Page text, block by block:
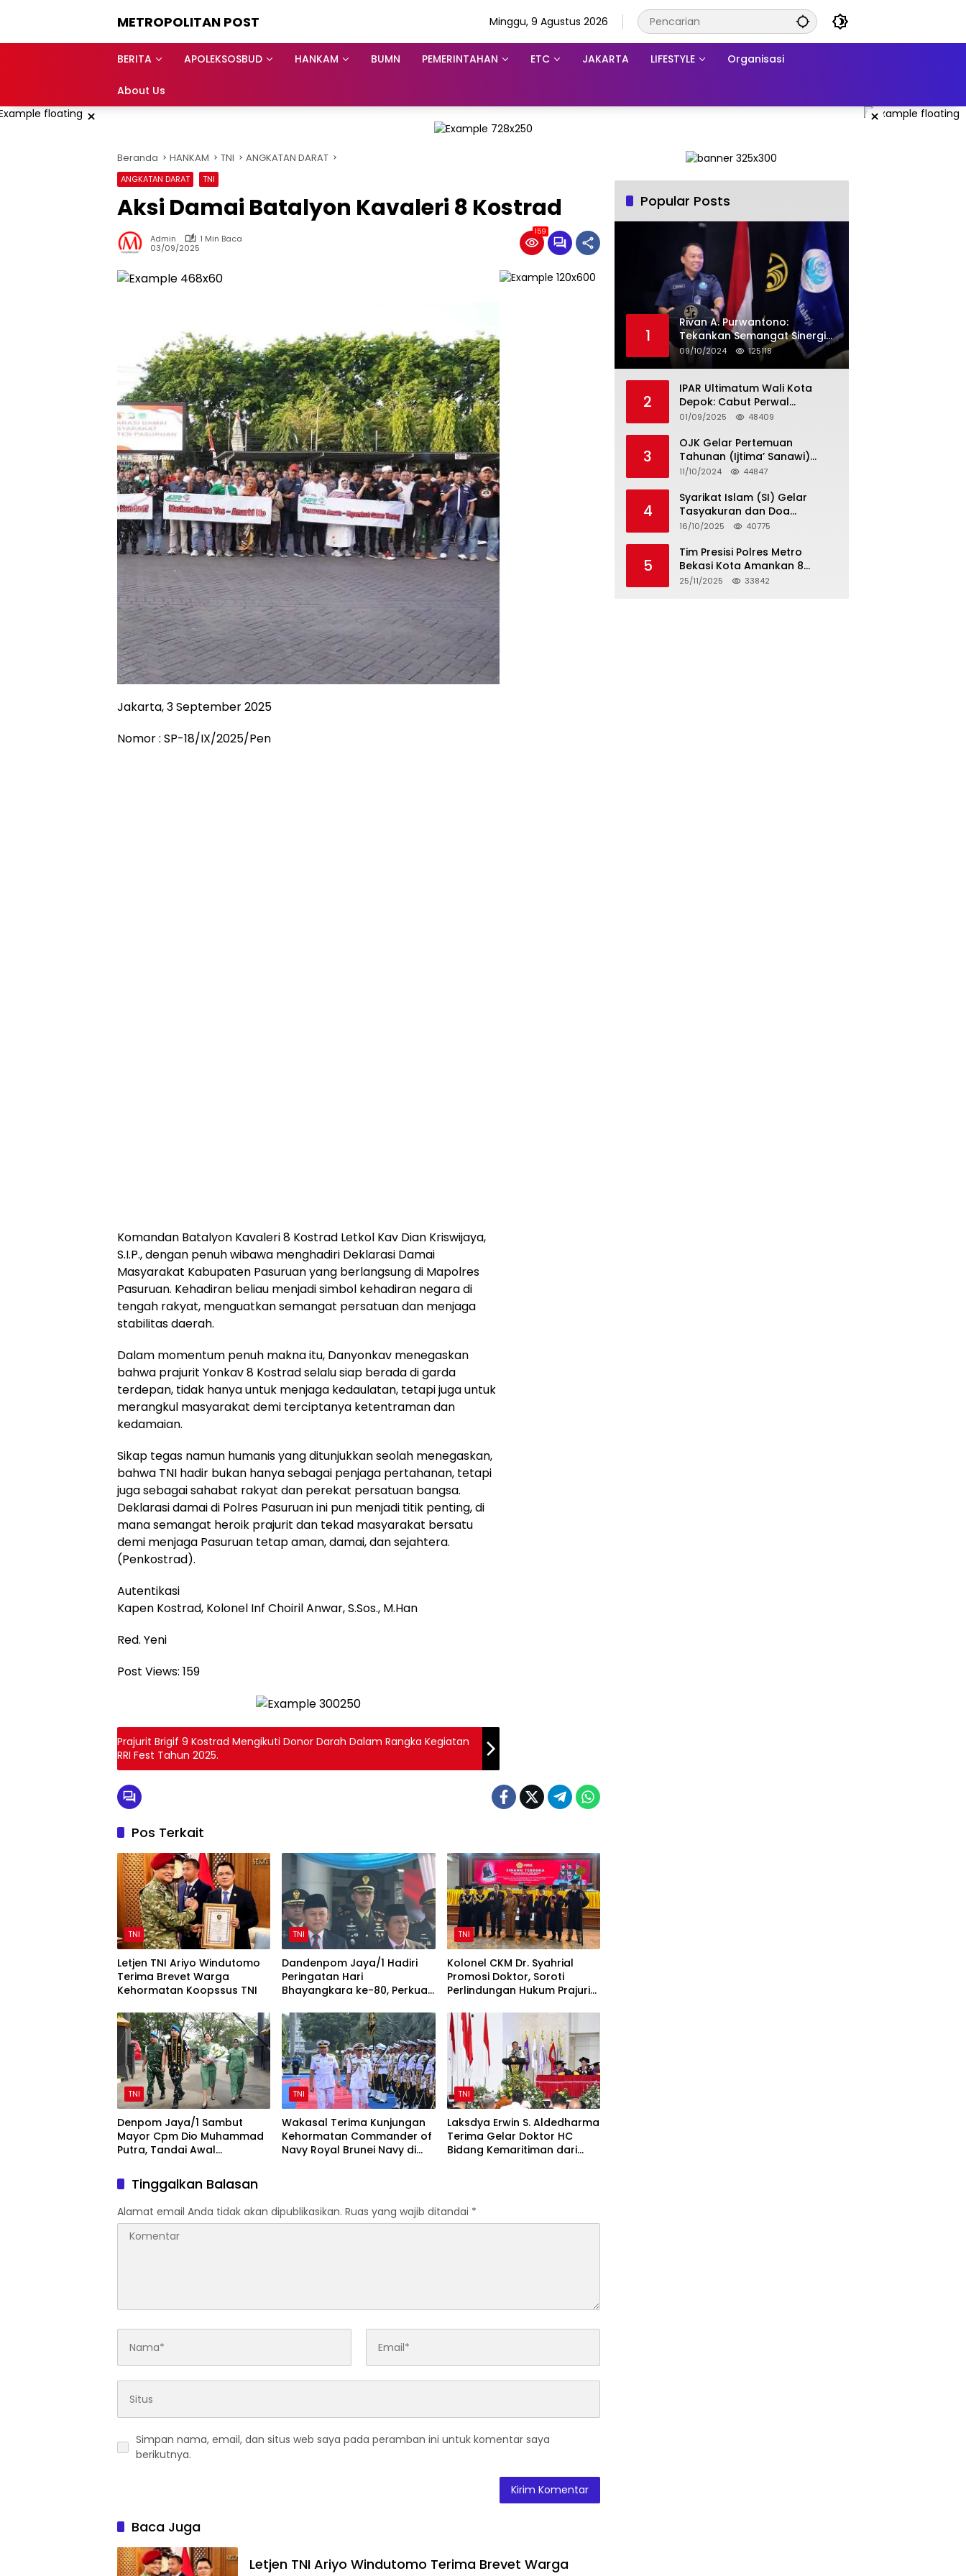
METROPOLITAN POST Minggu, 9 Agustus 2026
BERITA APOLEKSOSBUD HANKAM BUMN PEMERINTAHAN ETC JAKARTA LIFESTYLE Organisasi
About Us
× ×
Beranda HANKAM TNI ANGKATAN DARAT
ANGKATAN DARAT TNI
Aksi Damai Batalyon Kavaleri 8 Kostrad
Admin
1 Min Baca
03/09/2025
159
Jakarta, 3 September 2025
Nomor : SP-18/IX/2025/Pen
Komandan Batalyon Kavaleri 8 Kostrad Letkol Kav Dian Kriswijaya,
S.I.P., dengan penuh wibawa menghadiri Deklarasi Damai
Masyarakat Kabupaten Pasuruan yang berlangsung di Mapolres
Pasuruan. Kehadiran beliau menjadi simbol kehadiran negara di
tengah rakyat, menguatkan semangat persatuan dan menjaga
stabilitas daerah.
Dalam momentum penuh makna itu, Danyonkav menegaskan
bahwa prajurit Yonkav 8 Kostrad selalu siap berada di garda
terdepan, tidak hanya untuk menjaga kedaulatan, tetapi juga untuk
merangkul masyarakat demi terciptanya ketentraman dan
kedamaian.
Sikap tegas namun humanis yang ditunjukkan seolah menegaskan,
bahwa TNI hadir bukan hanya sebagai penjaga pertahanan, tetapi
juga sebagai sahabat rakyat dan perekat persatuan bangsa.
Deklarasi damai di Polres Pasuruan ini pun menjadi titik penting, di
mana semangat heroik prajurit dan tekad masyarakat bersatu
demi menjaga Pasuruan tetap aman, damai, dan sejahtera.
(Penkostrad).
Autentikasi
Kapen Kostrad, Kolonel Inf Choiril Anwar, S.Sos., M.Han
Red. Yeni
Post Views: 159
Prajurit Brigif 9 Kostrad Mengikuti Donor Darah Dalam Rangka Kegiatan
RRI Fest Tahun 2025.
Pos Terkait
TNI
Letjen TNI Ariyo Windutomo
Terima Brevet Warga
Kehormatan Koopssus TNI
TNI
Dandenpom Jaya/1 Hadiri
Peringatan Hari
Bhayangkara ke-80, Perkuat
TNI
Kolonel CKM Dr. Syahrial
Promosi Doktor, Soroti
Perlindungan Hukum Prajurit
TNI
Denpom Jaya/1 Sambut
Mayor Cpm Dio Muhammad
Putra, Tandai Awal
TNI
Wakasal Terima Kunjungan
Kehormatan Commander of
Navy Royal Brunei Navy di
TNI
Laksdya Erwin S. Aldedharma
Terima Gelar Doktor HC
Bidang Kemaritiman dari
Tinggalkan Balasan
Alamat email Anda tidak akan dipublikasikan. Ruas yang wajib ditandai *
Simpan nama, email, dan situs web saya pada peramban ini untuk komentar saya
berikutnya.
Baca Juga
Letjen TNI Ariyo Windutomo Terima Brevet Warga
Popular Posts
1
Rivan A. Purwantono:
Tekankan Semangat Sinergi
dan Kolaborasi dalam
Rakernas Serikat Pekerja Jasa
09/10/2024 125118
2
IPAR Ultimatum Wali Kota
Depok: Cabut Perwal
Tunjangan DPRD Rp40 Juta
Aksi Rakyat
01/09/2025 48409
3
OJK Gelar Pertemuan
Tahunan (Ijtima’ Sanawi)
Dewan Pengawas Syariah
11/10/2024 44847
4
Syarikat Islam (SI) Gelar
Tasyakuran dan Doa
Bersama Organisasi
16/10/2025 40775
5
Tim Presisi Polres Metro
Bekasi Kota Amankan 8
Remaja Diduga Hendak
25/11/2025 33842